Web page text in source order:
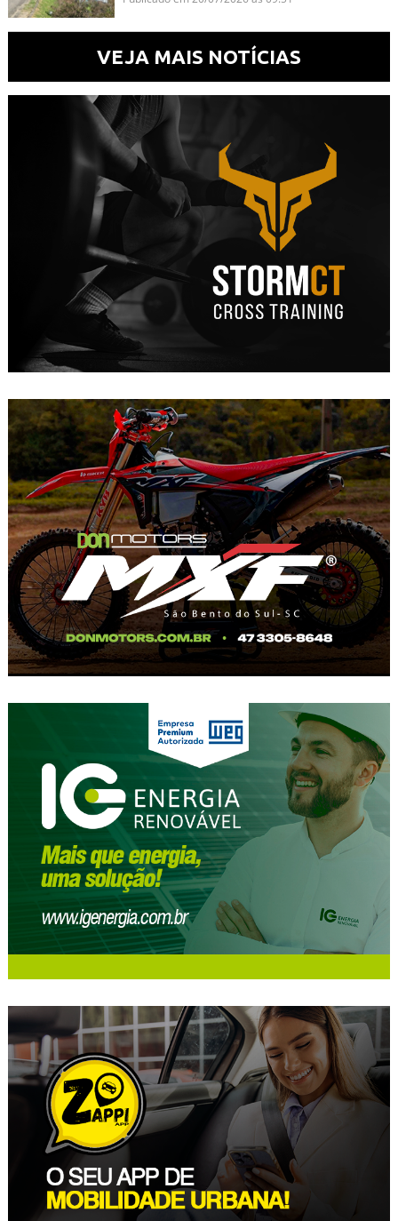
VEJA MAIS NOTÍCIAS